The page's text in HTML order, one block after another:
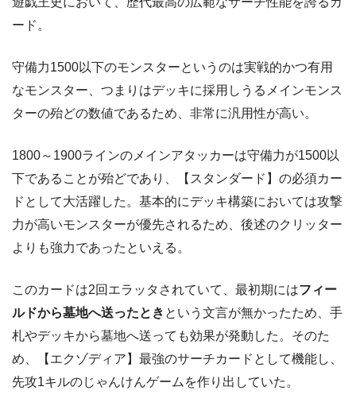
ード。
守備力1500以下のモンスターというのは実戦的かつ有用
なモンスター、つまりはデッキに採用しうるメインモンス
ターの殆どの数値であるため、非常に汎用性が高い。
1800～1900ラインのメインアタッカーは守備力が1500以
下であることが殆どであり、【スタンダード】の必須カー
ドとして大活躍した。基本的にデッキ構築においては攻撃
力が高いモンスターが優先されるため、後述のクリッター
よりも強力であったといえる。
このカードは2回エラッタされていて、最初期にはフィー
ルドから墓地へ送ったとき という文言が無かったため、手
札やデッキから墓地へ送っても効果が発動した。そのた
め、【エクゾディア】最強のサーチカードとして機能し、
先攻1キルのじゃんけんゲームを作り出していた。